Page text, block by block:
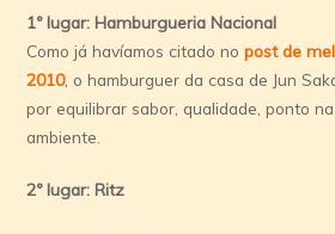
1º lugar: Hamburgueria Nacional
Como já havíamos citado nopost de
2010, o hamburguer da casa de Jun
por equilibrar sabor, qualidade, ponto
ambiente.
2º lugar: Ritz